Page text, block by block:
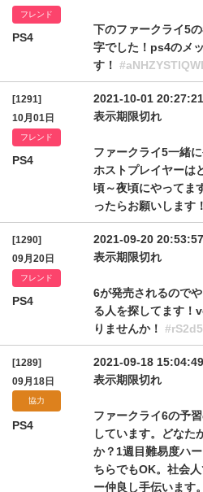
フレンド
PS4
下のファークライ5
字でした！ps4のメ
す！
[1291]
10月01日
フレンド
PS4
2021-10-01 20:27:21
表示期限切れ
ファークライ5一緒
ホストプレイヤーは
頃～夜頃にやってま
ったらお願いします！
[1290]
09月20日
フレンド
PS4
2021-09-20 20:53:57
表示期限切れ
6が発売されるので
る人を探してます！
りませんか！
[1289]
09月18日
協力
PS4
2021-09-18 15:04:49
表示期限切れ
ファークライ6の予
しています。どなた
か？1週目難易度ハ
ちらでもOK。社会
ー仲良し手伝います